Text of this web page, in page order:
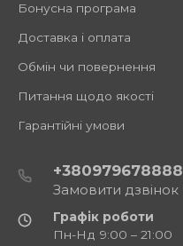
Бонусна програма
Доставка і оплата
Обмін чи повернення
Питання щодо якості
Гарантійні умови
+380979678888
Замовити дзвінок
Графік роботи
Пн-Нд 9:00 – 21:00